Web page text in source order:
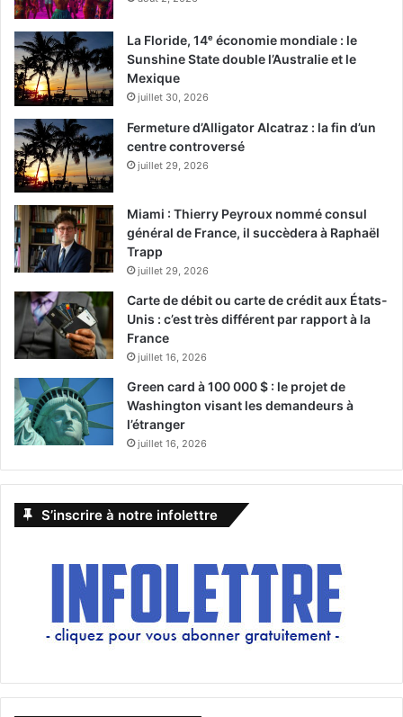
La Floride, 14ᵉ économie mondiale : le
Sunshine State double l’Australie et le
Mexique
juillet 30, 2026
Fermeture d’Alligator Alcatraz : la fin d’un
centre controversé
juillet 29, 2026
Miami : Thierry Peyroux nommé consul
général de France, il succèdera à Raphaël
Trapp
juillet 29, 2026
Carte de débit ou carte de crédit aux États-
Unis : c’est très différent par rapport à la
France
juillet 16, 2026
Green card à 100 000 $ : le projet de
Washington visant les demandeurs à
l’étranger
juillet 16, 2026
S’inscrire à notre infolettre